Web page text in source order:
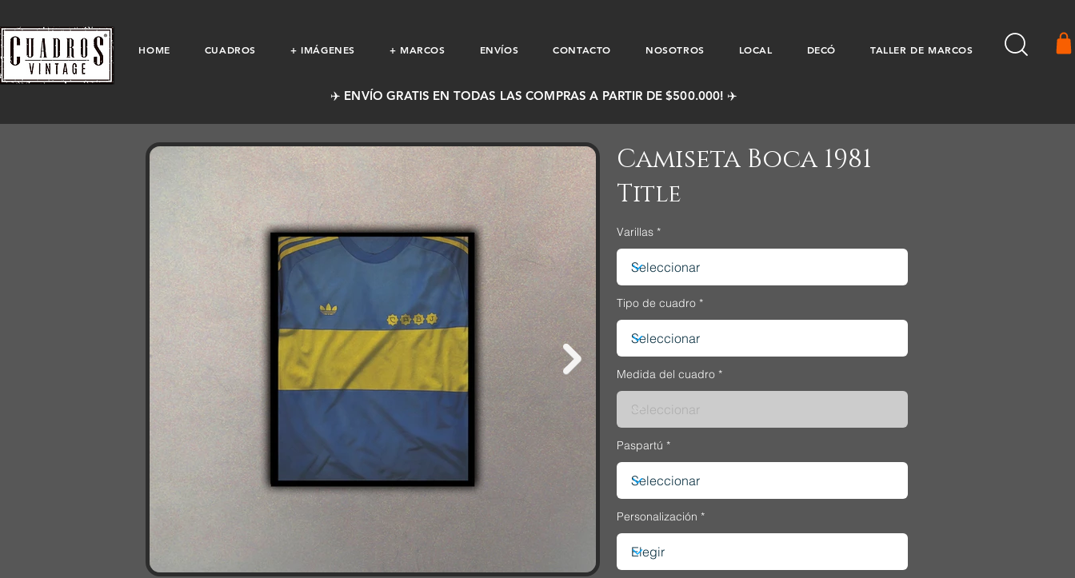
HOME CUADROS + IMÁGENES + MARCOS ENVÍOS CONTACTO NOSOTROS LOCAL DECÓ TALLER DE MARCOS
✈️ ENVÍO GRATIS EN TODAS LAS COMPRAS A PARTIR DE $500.000! ✈️
Camiseta Boca 1981
Title
Varillas
Tipo de cuadro
Medida del cuadro
Paspartú
Personalización